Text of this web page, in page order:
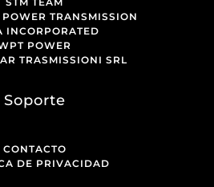
TRANSMISSION
INCORPORATED
POWER
TRASMISSIONI SRL
Soporte
CONTACTO
DE PRIVACIDAD